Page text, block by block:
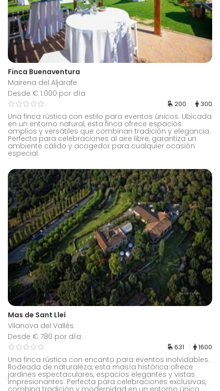
Finca Buenaventura
Mairena del Aljarafe
Desde € 1.000 por día
200 300
Una finca rústica con estilo para eventos únicos. Ubicada
en un entorno natural, esta finca ofrece espacios
amplios y versátiles que combinan tradición y elegancia.
Perfecta para celebraciones al aire libre, garantiza un
ambiente cálido y acogedor para cualquier ocasión
especial.
Mas de Sant Lleí
Vilanova del Vallès
Desde € 780 por día
631 1600
Una finca rústica con encanto para eventos inolvidables.
Rodeada de naturaleza, esta masía histórica ofrece
jardines espectaculares, espacios elegantes y vistas
impresionantes. Perfecta para celebraciones exclusivas,
combina tradición y modernidad en un entorno único